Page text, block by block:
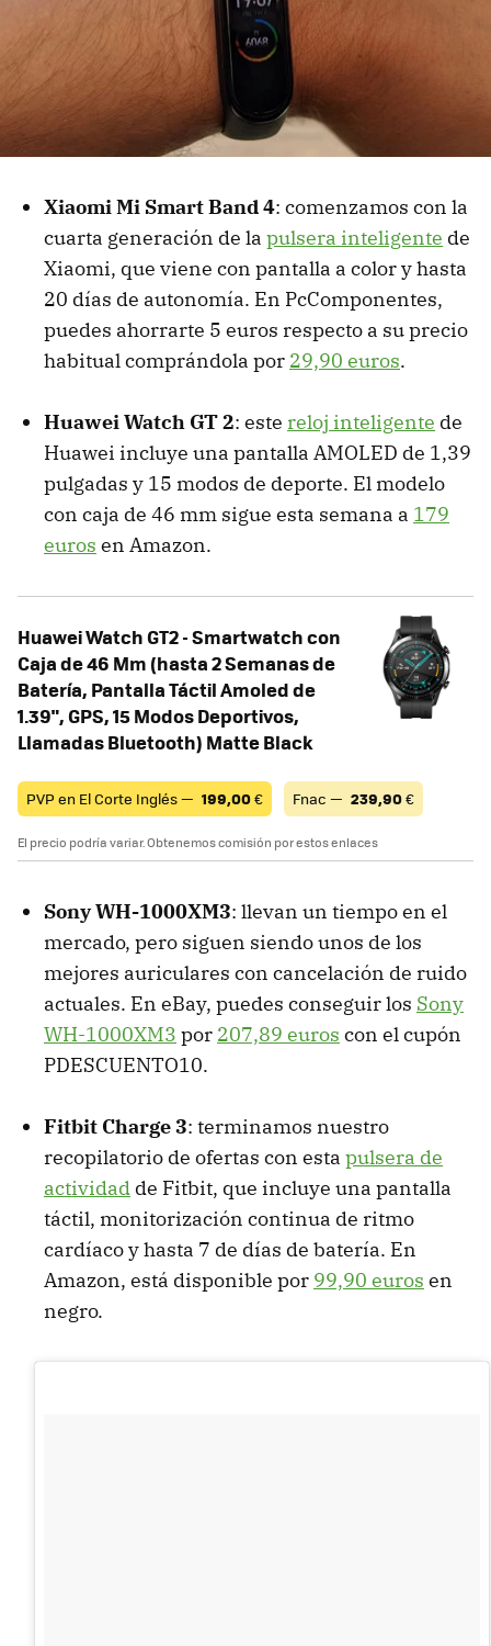
Xiaomi Mi Smart Band 4: comenzamos con la
cuarta generación de la pulsera inteligente de
Xiaomi, que viene con pantalla a color y hasta
20 días de autonomía. En PcComponentes,
puedes ahorrarte 5 euros respecto a su precio
habitual comprándola por 29,90 euros.
Huawei Watch GT 2: este reloj inteligente de
Huawei incluye una pantalla AMOLED de 1,39
pulgadas y 15 modos de deporte. El modelo
con caja de 46 mm sigue esta semana a 179
euros en Amazon.
Huawei Watch GT2 - Smartwatch con
Caja de 46 Mm (hasta 2 Semanas de
Batería, Pantalla Táctil Amoled de
1.39", GPS, 15 Modos Deportivos,
Llamadas Bluetooth) Matte Black
PVP en El Corte Inglés — 199,00€ Fnac — 239,90€
El precio podría variar. Obtenemos comisión por estos enlaces
Sony WH-1000XM3: llevan un tiempo en el
mercado, pero siguen siendo unos de los
mejores auriculares con cancelación de ruido
actuales. En eBay, puedes conseguir los Sony
WH-1000XM3 por 207,89 euros con el cupón
PDESCUENTO10.
Fitbit Charge 3: terminamos nuestro
recopilatorio de ofertas con esta pulsera de
actividad de Fitbit, que incluye una pantalla
táctil, monitorización continua de ritmo
cardíaco y hasta 7 de días de batería. En
Amazon, está disponible por 99,90 euros en
negro.